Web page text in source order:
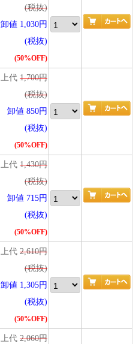
(税抜)
卸値 1,030円
(税抜)
(50%OFF)
上代 1,700円
(税抜)
卸値 850円
(税抜)
(50%OFF)
上代 1,430円
(税抜)
卸値 715円
(税抜)
(50%OFF)
上代 2,610円
(税抜)
卸値 1,305円
(税抜)
(50%OFF)
上代 2,060円